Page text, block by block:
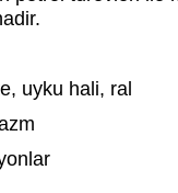
uyku hali, ral